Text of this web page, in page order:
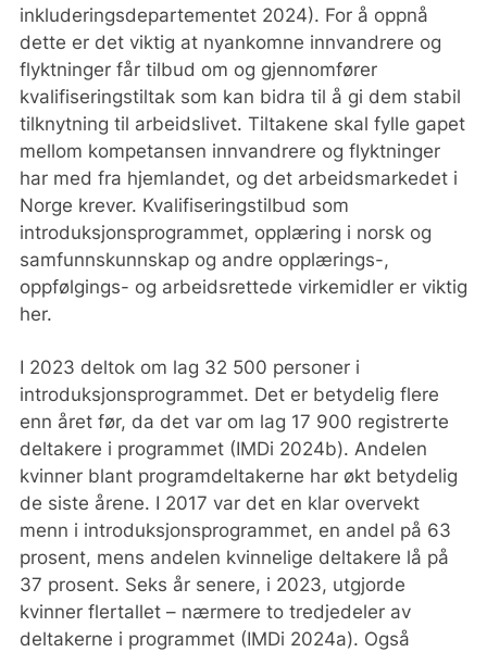
inkluderingsdepartementet 2024). For å oppnå
dette er det viktig at nyankomne innvandrere og
flyktninger får tilbud om og gjennomfører
kvalifiseringstiltak som kan bidra til å gi dem stabil
tilknytning til arbeidslivet. Tiltakene skal fylle gapet
mellom kompetansen innvandrere og flyktninger
har med fra hjemlandet, og det arbeidsmarkedet i
Norge krever. Kvalifiseringstilbud som
introduksjonsprogrammet, opplæring i norsk og
samfunnskunnskap og andre opplærings-,
oppfølgings- og arbeidsrettede virkemidler er viktig
her.
I 2023 deltok om lag 32 500 personer i
introduksjonsprogrammet. Det er betydelig flere
enn året før, da det var om lag 17 900 registrerte
deltakere i programmet (IMDi 2024b). Andelen
kvinner blant programdeltakerne har økt betydelig
de siste årene. I 2017 var det en klar overvekt
menn i introduksjonsprogrammet, en andel på 63
prosent, mens andelen kvinnelige deltakere lå på
37 prosent. Seks år senere, i 2023, utgjorde
kvinner flertallet – nærmere to tredjedeler av
deltakerne i programmet (IMDi 2024a). Også